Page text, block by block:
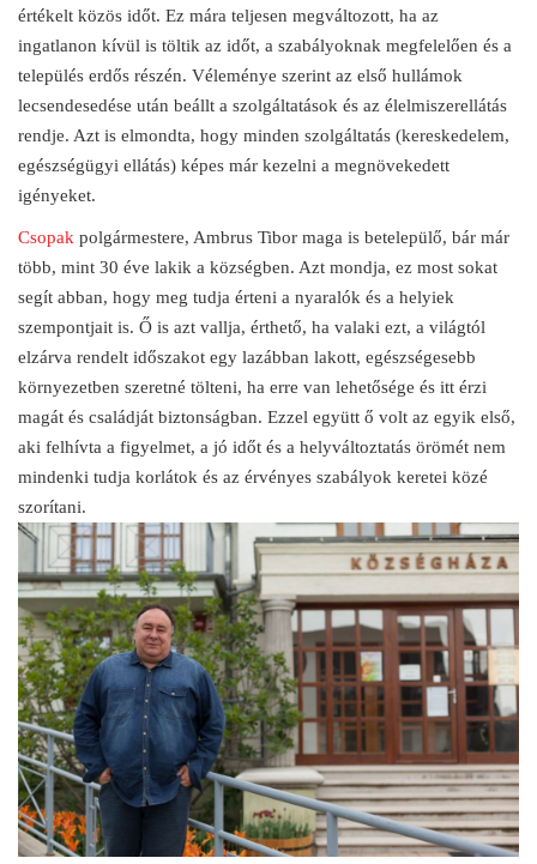
értékelt közös időt. Ez mára teljesen megváltozott, ha az
ingatlanon kívül is töltik az időt, a szabályoknak megfelelően és a
település erdős részén. Véleménye szerint az első hullámok
lecsendesedése után beállt a szolgáltatások és az élelmiszerellátás
rendje. Azt is elmondta, hogy minden szolgáltatás (kereskedelem,
egészségügyi ellátás) képes már kezelni a megnövekedett
igényeket.
Csopak polgármestere, Ambrus Tibor maga is betelepülő, bár már
több, mint 30 éve lakik a községben. Azt mondja, ez most sokat
segít abban, hogy meg tudja érteni a nyaralók és a helyiek
szempontjait is. Ő is azt vallja, érthető, ha valaki ezt, a világtól
elzárva rendelt időszakot egy lazábban lakott, egészségesebb
környezetben szeretné tölteni, ha erre van lehetősége és itt érzi
magát és családját biztonságban. Ezzel együtt ő volt az egyik első,
aki felhívta a figyelmet, a jó időt és a helyváltoztatás örömét nem
mindenki tudja korlátok és az érvényes szabályok keretei közé
szorítani.